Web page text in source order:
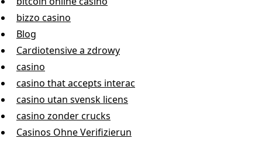
bizzo casino
Blog
Cardiotensive a zdrowy
casino
casino that accepts interac
casino utan svensk licens
casino zonder crucks
Casinos Ohne Verifizierun